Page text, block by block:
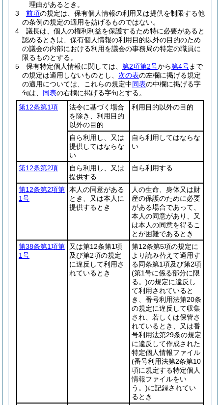
理由があるとき。
3
前項の規定は、保有個人情報の利用又は提供を制限する他
の条例の規定の適用を妨げるものではない。
4
議長は、個人の権利利益を保護するため特に必要があると
認めるときは、保有個人情報の利用目的以外の目的のため
の議会の内部における利用を議会の事務局の特定の職員に
限るものとする。
5
保有特定個人情報に関しては、 第2項第2号から第4号まで
の規定は適用しないものとし、 次の表の左欄に掲げる規定
の適用については、これらの規定中同表の中欄に掲げる字
句は、 同表の右欄に掲げる字句とする。
第12条第1項
法令に基づく場合
を除き、利用目的
以外の目的
利用目的以外の目的
自ら利用し、又は
提供してはならな
い
自ら利用してはならな
い
第12条第2項
自ら利用し、又は
提供する
自ら利用する
第12条第2項第
1号
本人の同意がある
とき、又は本人に
提供するとき
人の生命、身体又は財
産の保護のために必要
がある場合であって、
本人の同意があり、又
は本人の同意を得るこ
とが困難であるとき
第38条第1項第
1号
又は第12条第1項
及び第2項の規定
に違反して利用さ
れているとき
第12条第5項の規定に
より読み替えて適用す
る同条第1項及び第2項
(第1号に係る部分に限
る。)の規定に違反し
て利用されていると
き、番号利用法第20条
の規定に違反して収集
され、若しくは保管さ
れているとき、又は番
号利用法第29条の規定
に違反して作成された
特定個人情報ファイル
(番号利用法第2条第10
項に規定する特定個人
情報ファイルをい
う。)に記録されてい
るとき